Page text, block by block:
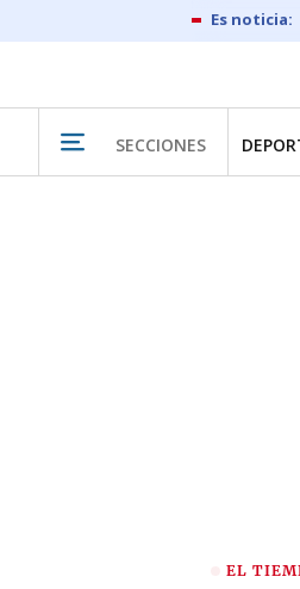
SECCIONES
EL